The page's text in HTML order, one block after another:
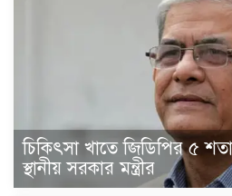
চিকিৎসা খাতে জিডিপির ৫
স্থানীয় সরকার মন্ত্রীর